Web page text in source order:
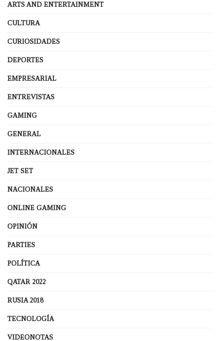
ARTS AND ENTERTAINMENT
CULTURA
CURIOSIDADES
DEPORTES
EMPRESARIAL
ENTREVISTAS
GAMING
GENERAL
INTERNACIONALES
JET SET
NACIONALES
ONLINE GAMING
OPINIÓN
PARTIES
POLÍTICA
QATAR 2022
RUSIA 2018
TECNOLOGÍA
VIDEONOTAS